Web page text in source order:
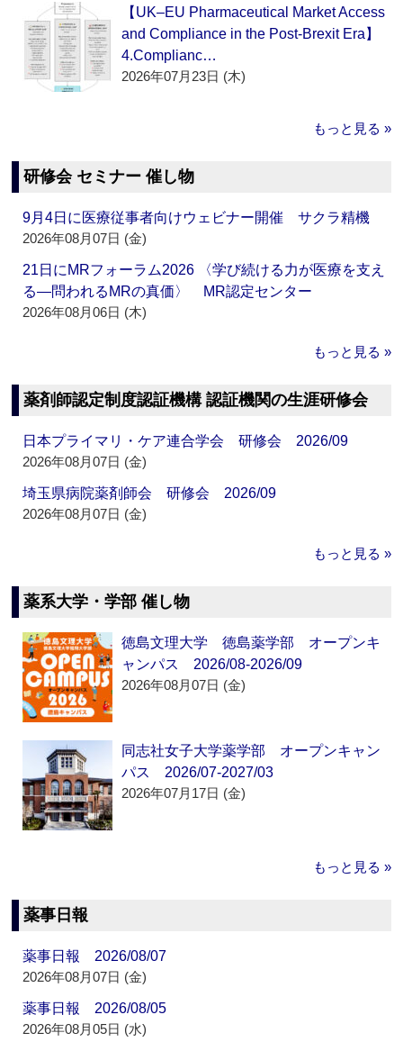
【UK–EU Pharmaceutical Market Access
and Compliance in the Post-Brexit Era】
4.Complianc…
2026年07月23日 (木)
もっと見る »
研修会 セミナー 催し物
9月4日に医療従事者向けウェビナー開催 サクラ精機
2026年08月07日 (金)
21日にMRフォーラム2026 〈学び続ける力が医療を支え
る―問われるMRの真価〉 MR認定センター
2026年08月06日 (木)
もっと見る »
薬剤師認定制度認証機構 認証機関の生涯研修会
日本プライマリ・ケア連合学会 研修会 2026/09
2026年08月07日 (金)
埼玉県病院薬剤師会 研修会 2026/09
2026年08月07日 (金)
もっと見る »
薬系大学・学部 催し物
徳島文理大学 徳島薬学部 オープンキ
ャンパス 2026/08-2026/09
2026年08月07日 (金)
同志社女子大学薬学部 オープンキャン
パス 2026/07-2027/03
2026年07月17日 (金)
もっと見る »
薬事日報
薬事日報 2026/08/07
2026年08月07日 (金)
薬事日報 2026/08/05
2026年08月05日 (水)